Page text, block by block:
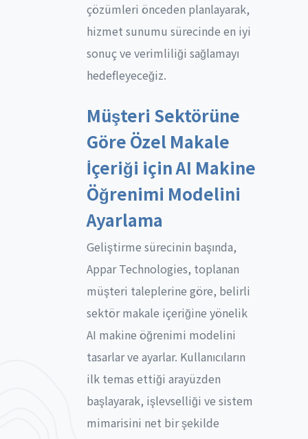
çözümleri önceden planlayarak,
hizmet sunumu sürecinde en iyi
sonuç ve verimliliği sağlamayı
hedefleyeceğiz.
Müşteri Sektörüne
Göre Özel Makale
İçeriği için AI Makine
Öğrenimi Modelini
Ayarlama
Geliştirme sürecinin başında,
Appar Technologies, toplanan
müşteri taleplerine göre, belirli
sektör makale içeriğine yönelik
AI makine öğrenimi modelini
tasarlar ve ayarlar. Kullanıcıların
ilk temas ettiği arayüzden
başlayarak, işlevselliği ve sistem
mimarisini net bir şekilde